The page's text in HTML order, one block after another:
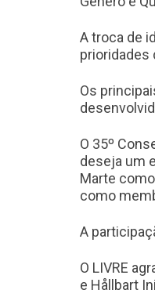
A troca de
prioridades
Os
O 35º
deseja um
Marte
como
A
O LIVRE
e Hållbart